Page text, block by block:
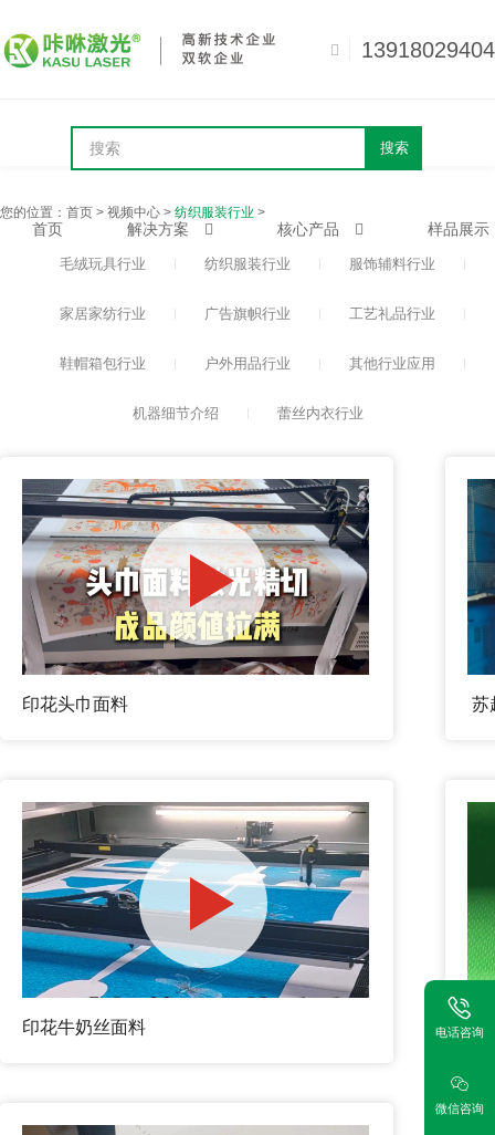
13918029404
搜索
首页 解决方案 核心产品 样品展示
您的位置： 首页 > 视频中心 > 纺织服装行业 >
毛绒玩具行业 纺织服装行业 服饰辅料行业
家居家纺行业 广告旗帜行业 工艺礼品行业
鞋帽箱包行业 户外用品行业 其他行业应用
机器细节介绍 蕾丝内衣行业
印花头巾面料 苏
印花牛奶丝面料 运
电话咨询
微信咨询